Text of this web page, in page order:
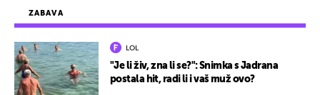
ZABAVA
LOL
"Je li živ, zna li se?": Snimka s Jadrana
postala hit, radi li i vaš muž ovo?